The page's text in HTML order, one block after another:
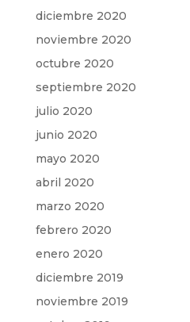
diciembre 2020
noviembre 2020
octubre 2020
septiembre 2020
julio 2020
junio 2020
mayo 2020
abril 2020
marzo 2020
febrero 2020
enero 2020
diciembre 2019
noviembre 2019